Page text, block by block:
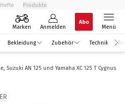
Hefte Produkte
Marken Anmelden
Abo
Menü
Bekleidung Zubehör Technik
Suzuki AN 125 und Yamaha XC 125 T Cygnus